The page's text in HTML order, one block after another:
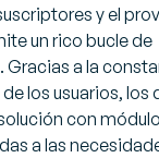
y el
un rico bucle de
a la
los usuarios, los
con
a las